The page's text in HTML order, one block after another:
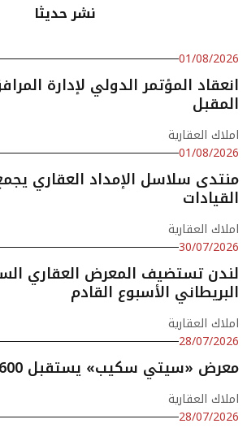
نشر حديثا
01/08/2026
انعقاد المؤتمر الدولي لإدارة
المقبل
املاك العقارية
01/08/2026
منتدى سلاسل الإمداد العقاري
القيادات
املاك العقارية
30/07/2026
لندن تستضيف المعرض العقاري
البريطاني الأسبوع القادم
املاك العقارية
28/07/2026
معرض «سيتي سكيب» يستقبل 600 جهة مشاركة
املاك العقارية
28/07/2026